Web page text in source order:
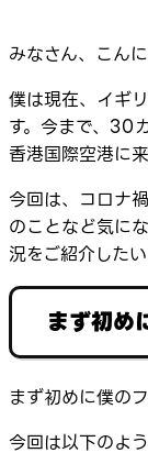
みなさん、こん
僕は現在、イギ
す。今まで、30
香港国際空港に
今回は、コロナ
のことなど気に
況をご紹介したい
まず初め
まず初めに僕の
今回は以下のよ